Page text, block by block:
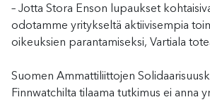
– Jotta Stora Enson lupaukset
odotamme yritykseltä aktiivisempia
oikeuksien parantamiseksi, Vartiala
Suomen Ammattiliittojen
Finnwatchilta tilaama tutkimus ei anna